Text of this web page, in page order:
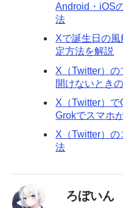
Android・iOS
法
Xで誕生日の
定方法を解説
X（Twitter）
開けないとき
X（Twitter）
Grokでスマホ
X（Twitter）
法
ろぼいん